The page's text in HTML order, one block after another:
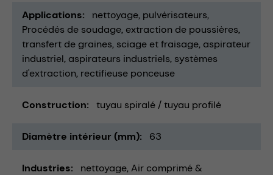
Applications nettoyage pulvérisateurs
Procédés de soudage extraction de poussières
transfert de graines sciage et fraisage aspirateur
industriel aspirateurs industriels systèmes
d'extraction rectifieuse ponceuse
Construction tuyau spiralé / tuyau profilé
Diamètre intérieur (mm) 63
Industries nettoyage Air comprimé &